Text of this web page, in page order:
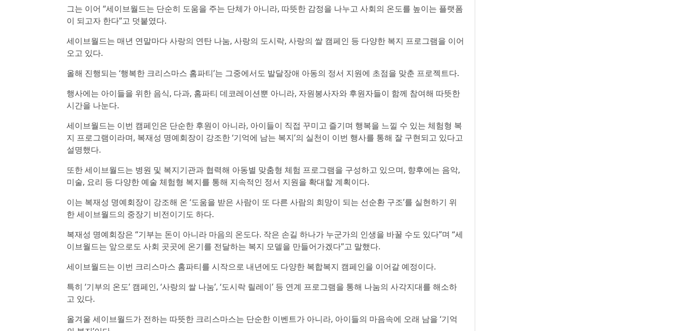
그는 이어 “세이브월드는 단순히 도움을 주는 단체가 아니라, 따뜻한 감정을 나누고 사회의 온도를 높이는 플랫폼
이 되고자 한다”고 덧붙였다.
세이브월드는 매년 연말마다 사랑의 연탄 나눔, 사랑의 도시락, 사랑의 쌀 캠페인 등 다양한 복지 프로그램을 이어
오고 있다.
올해 진행되는 ‘행복한 크리스마스 홈파티’는 그중에서도 발달장애 아동의 정서 지원에 초점을 맞춘 프로젝트다.
행사에는 아이들을 위한 음식, 다과, 홈파티 데코레이션뿐 아니라, 자원봉사자와 후원자들이 함께 참여해 따뜻한
시간을 나눈다.
세이브월드는 이번 캠페인은 단순한 후원이 아니라, 아이들이 직접 꾸미고 즐기며 행복을 느낄 수 있는 체험형 복
지 프로그램이라며, 복재성 명예회장이 강조한 ‘기억에 남는 복지’의 실천이 이번 행사를 통해 잘 구현되고 있다고
설명했다.
또한 세이브월드는 병원 및 복지기관과 협력해 아동별 맞춤형 체험 프로그램을 구성하고 있으며, 향후에는 음악,
미술, 요리 등 다양한 예술 체험형 복지를 통해 지속적인 정서 지원을 확대할 계획이다.
이는 복재성 명예회장이 강조해 온 ‘도움을 받은 사람이 또 다른 사람의 희망이 되는 선순환 구조’를 실현하기 위
한 세이브월드의 중장기 비전이기도 하다.
복재성 명예회장은 “기부는 돈이 아니라 마음의 온도다. 작은 손길 하나가 누군가의 인생을 바꿀 수도 있다”며 “세
이브월드는 앞으로도 사회 곳곳에 온기를 전달하는 복지 모델을 만들어가겠다”고 말했다.
세이브월드는 이번 크리스마스 홈파티를 시작으로 내년에도 다양한 복합복지 캠페인을 이어갈 예정이다.
특히 ‘기부의 온도’ 캠페인, ‘사랑의 쌀 나눔’, ‘도시락 릴레이’ 등 연계 프로그램을 통해 나눔의 사각지대를 해소하
고 있다.
올겨울 세이브월드가 전하는 따뜻한 크리스마스는 단순한 이벤트가 아니라, 아이들의 마음속에 오래 남을 ‘기억